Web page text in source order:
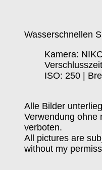
Wasserschnellen
Kamera:
ISO: 250 |
Alle Bilder
Verwendung ohne
verboten.
All pictures are
without my